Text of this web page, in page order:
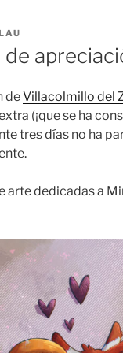
deVillacolmillo del
(¡que se ha
tres días no ha
arte dedicadas a